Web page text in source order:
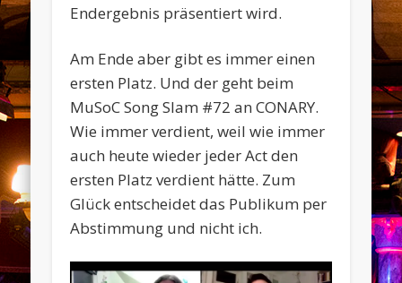
Endergebnis präsentiert wird.
Am Ende aber gibt es immer einen
ersten Platz. Und der geht beim
MuSoC Song Slam #72 an CONARY.
Wie immer verdient, weil wie immer
auch heute wieder jeder Act den
ersten Platz verdient hätte. Zum
Glück entscheidet das Publikum per
Abstimmung und nicht ich.